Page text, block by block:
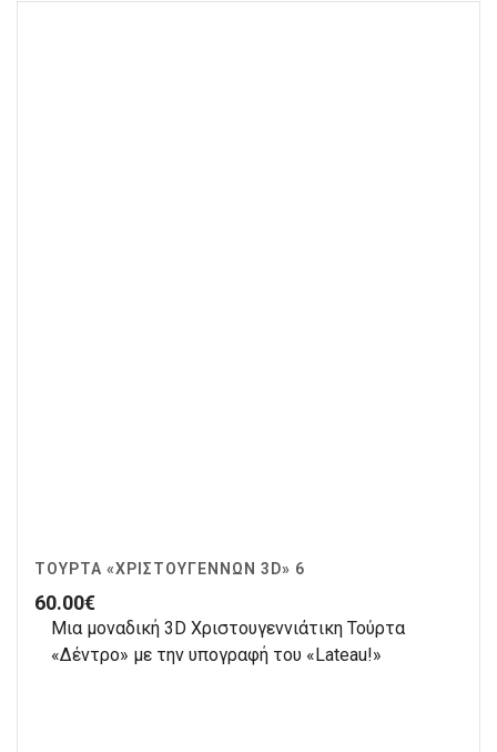
ΤΟΎΡΤΑ «ΧΡΙΣΤΟΥΓΈΝΝΩΝ 3D» 6
60.00€
Μια μοναδική 3D Χριστουγεννιάτικη Τούρτα
«Δέντρο» με την υπογραφή του «Lateau!»